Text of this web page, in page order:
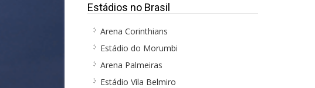
Estádios no Brasil
Arena Corinthians
Estádio do Morumbi
Arena Palmeiras
Estádio Vila Belmiro